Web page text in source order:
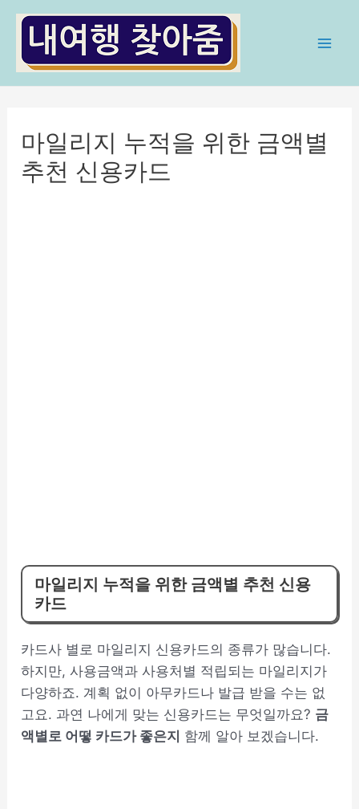
마일리지 누적을 위한 금액별
추천 신용카드
마일리지 누적을 위한 금액별 추천 신용
카드
카드사 별로 마일리지 신용카드의 종류가 많습니다.
하지만, 사용금액과 사용처별 적립되는 마일리지가
다양하죠. 계획 없이 아무카드나 발급 받을 수는 없
고요. 과연 나에게 맞는 신용카드는 무엇일까요? 금
액별로 어떻 카드가 좋은지 함께 알아 보겠습니다.